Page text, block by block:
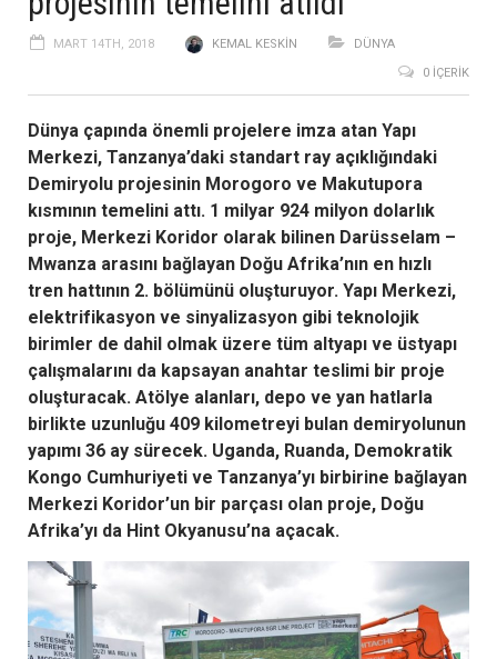
MART 14TH, 2018 KEMAL KESKIN
DÜNYA
0 İÇERIK
Dünya çapında önemli projelere imza atan Yapı
Merkezi, Tanzanya’daki standart ray açıklığındaki
Demiryolu projesinin Morogoro ve Makutupora
kısmının temelini attı. 1 milyar 924 milyon dolarlık
proje, Merkezi Koridor olarak bilinen Darüsselam –
Mwanza arasını bağlayan Doğu Afrika’nın en hızlı
tren hattının 2. bölümünü oluşturuyor. Yapı Merkezi,
elektrifikasyon ve sinyalizasyon gibi teknolojik
birimler de dahil olmak üzere tüm altyapı ve üstyapı
çalışmalarını da kapsayan anahtar teslimi bir proje
oluşturacak. Atölye alanları, depo ve yan hatlarla
birlikte uzunluğu 409 kilometreyi bulan demiryolunun
yapımı 36 ay sürecek. Uganda, Ruanda, Demokratik
Kongo Cumhuriyeti ve Tanzanya’yı birbirine bağlayan
Merkezi Koridor’un bir parçası olan proje, Doğu
Afrika’yı da Hint Okyanusu’na açacak.